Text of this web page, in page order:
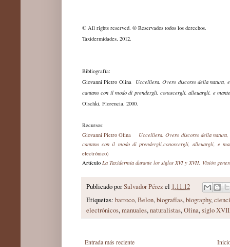
© All rights reserved. ® Reservados todos los derechos.
Taxidermidades 2012.
Bibliografía:
Giovanni Pietro Olina Uccelliera. Overo discorso della natura,
cantano con il modo di prendergli, conoscergli, alleuargli, e
Olschki, Florencia, 2000.
Recursos:
Giovanni Pietro Olina Uccelliera. Overo discorso della
cantano con il modo di prendergli,conoscergli, alleuargli, e
electrónico)
Artículo La Taxidermia durante los siglos XVI y XVII. Visión
Publicado porSalvador Pérezel 1.11.12
Etiquetas: barroco,Belon,biografías,biography,
electrónicos,manuales,naturalistas,Olina,siglo XVII
Entrada más reciente